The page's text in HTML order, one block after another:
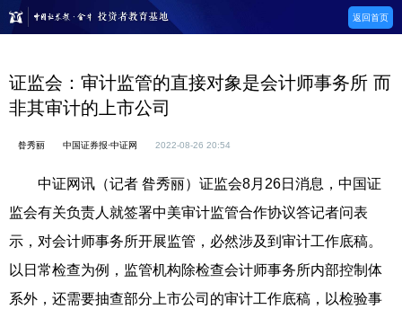
返回首页
证监会：审计监管的直接对象是会计师事务所 而
非其审计的上市公司
昝秀丽 中国证券报·中证网 2022-08-26 20:54
中证网讯（记者 昝秀丽）证监会8月26日消息，中国证
监会有关负责人就签署中美审计监管合作协议答记者问表
示，对会计师事务所开展监管，必然涉及到审计工作底稿。
以日常检查为例，监管机构除检查会计师事务所内部控制体
系外，还需要抽查部分上市公司的审计工作底稿，以检验事